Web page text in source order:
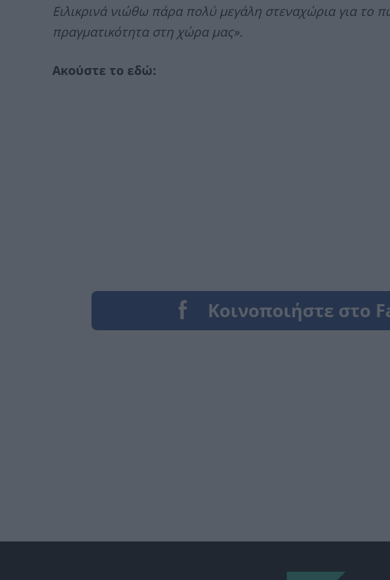
Ειλικρινά νιώθω πάρα πολύ μεγάλη στεναχώρια για το
πραγματικότητα στη χώρα μας».
Aκούστε το εδώ: